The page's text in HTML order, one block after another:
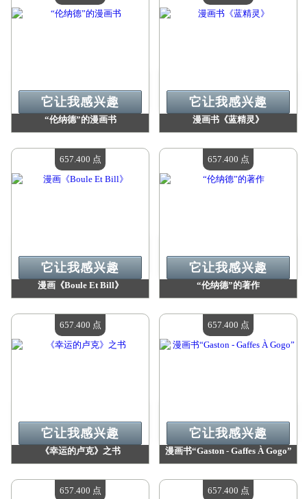
“伦纳德”的漫画书
现有数量：4
它让我感兴趣
漫画书《蓝精灵》
现有数量：4
它让我感兴趣
漫画《Boule Et Bill》
现有数量：4
它让我感兴趣
657.400 点
“伦纳德”的著作
现有数量：4
它让我感兴趣
657.400 点
《幸运的卢克》之书
现有数量：4
它让我感兴趣
657.400 点
漫画书“Gaston - Gaffes À Gogo”
现有数量：4
它让我感兴趣
657.400 点
657.400 点 657.400 点